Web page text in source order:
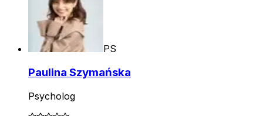
PS
Paulina Szymańska
Psycholog